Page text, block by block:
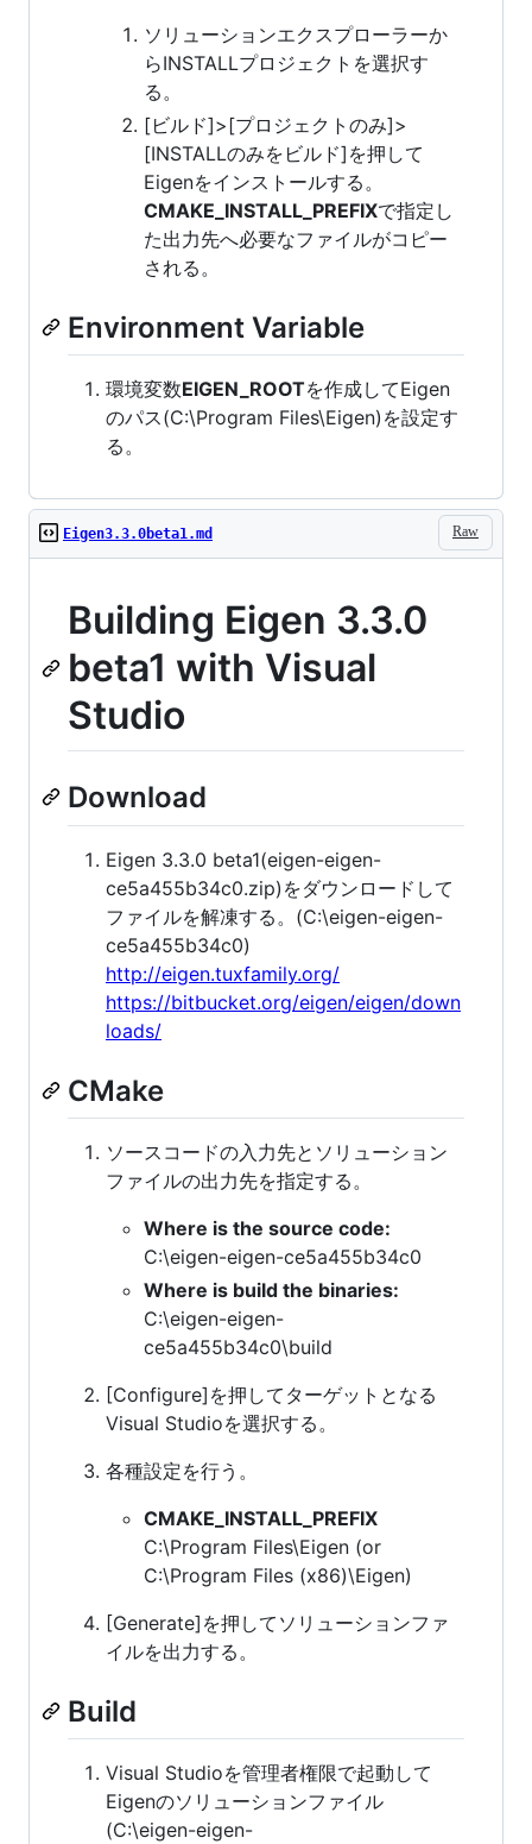
ソリューションエクスプローラーか
らINSTALLプロジェクトを選択す
る。
[ビルド]>[プロジェクトのみ]>
[INSTALLのみをビルド]を押して
Eigenをインストールする。
CMAKE_INSTALL_PREFIXで指定し
た出力先へ必要なファイルがコピー
される。
Environment Variable
環境変数EIGEN_ROOTを作成してEigen
のパス(C:\Program Files\Eigen)を設定す
る。
Raw
Eigen3.3.0beta1.md
Building Eigen 3.3.0
beta1 with Visual
Studio
Download
Eigen 3.3.0 beta1(eigen-eigen-
ce5a455b34c0.zip)をダウンロードして
ファイルを解凍する。(C:\eigen-eigen-
ce5a455b34c0)
http://eigen.tuxfamily.org/
https://bitbucket.org/eigen/eigen/down
loads/
CMake
ソースコードの入力先とソリューション
ファイルの出力先を指定する。
Where is the source code:
C:\eigen-eigen-ce5a455b34c0
Where is build the binaries:
C:\eigen-eigen-
ce5a455b34c0\build
[Configure]を押してターゲットとなる
Visual Studioを選択する。
各種設定を行う。
CMAKE_INSTALL_PREFIX
C:\Program Files\Eigen (or
C:\Program Files (x86)\Eigen)
[Generate]を押してソリューションファ
イルを出力する。
Build
Visual Studioを管理者権限で起動して
Eigenのソリューションファイル
(C:\eigen-eigen-